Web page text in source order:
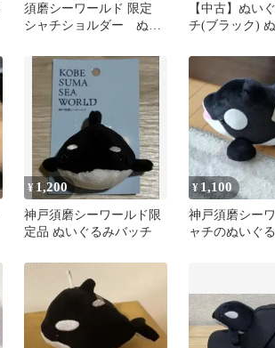
須磨シーワールド 限定
シャチショルダー ぬい
【中古】ぬい
チ(ブラック) ぬ
ルド限定
¥ 1,200
神戸須磨シーワールド限
定品 ぬいぐるみバッチ
¥1,100
神戸須磨シー
ャチのぬいぐ